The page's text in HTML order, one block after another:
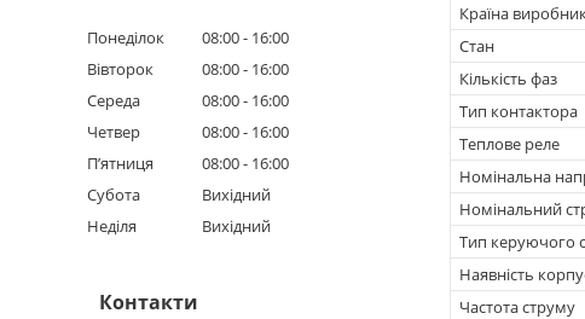
Країна виробник
Стан
Кількість фаз
Тип контактора
Теплове реле
Номінальна
Номінальний
Тип керуючого
Наявність
Частота струму
Понеділок 08:00
16:00
Вівторок
08:00
16:00
Середа
08:00
16:00
Четвер
08:00
16:00
Пʼятниця
08:00
16:00
Субота
Вихідний
Неділя
Вихідний
Контакти